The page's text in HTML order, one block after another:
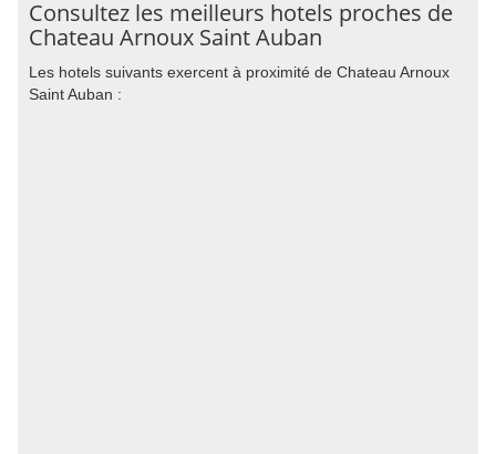
Consultez les meilleurs hotels proches de
Chateau Arnoux Saint Auban
Les hotels suivants exercent à proximité de Chateau Arnoux
Saint Auban :